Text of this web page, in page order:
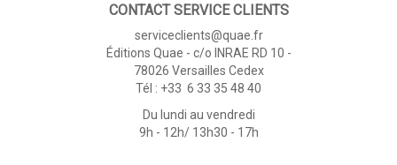
CONTACT SERVICE CLIENTS
serviceclients@quae.fr
Éditions Quae - c/o INRAE RD 10 -
78026 Versailles Cedex
Tél : +33 6 33 35 48 40
Du lundi au vendredi
9h - 12h/ 13h30 - 17h